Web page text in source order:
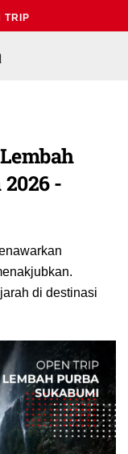
TRIP
-
di destinasi